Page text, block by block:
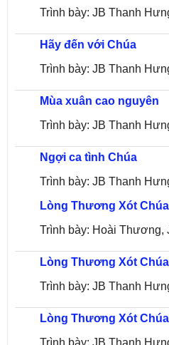
Trình bày: JB Thanh
Hãy đến với Chúa
Trình bày: JB Thanh
Mùa xuân cao nguyên
Trình bày: JB Thanh
Ngợi ca tình Chúa
Trình bày: JB Thanh
Lòng Thương Xót
Trình bày: Hoài Thương,
Lòng Thương Xót
Trình bày: JB Thanh
Lòng Thương Xót
Trình bày: JB Thanh